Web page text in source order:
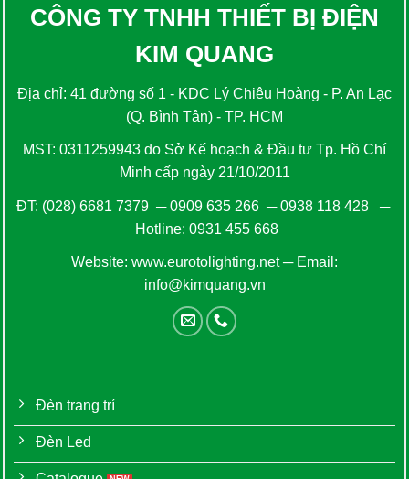
CÔNG TY TNHH THIẾT BỊ ĐIỆN
KIM QUANG
Địa chỉ: 41 đường số 1 - KDC Lý Chiêu Hoàng - P. An Lạc
(Q. Bình Tân) - TP. HCM
MST: 0311259943 do Sở Kế hoạch & Đầu tư Tp. Hồ Chí
Minh cấp ngày 21/10/2011
ĐT: (028) 6681 7379 ─0909 635 266─0938 118 428─
Hotline: 0931 455 668
Website: www.eurotolighting.net─ Email:
info@kimquang.vn
Đèn trang trí
Đèn Led